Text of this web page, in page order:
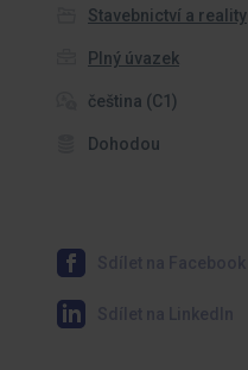
Stavebnictví a reality
Plný úvazek
čeština (C1)
Dohodou